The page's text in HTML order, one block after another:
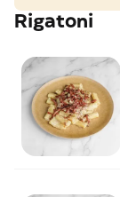
Rigatoni